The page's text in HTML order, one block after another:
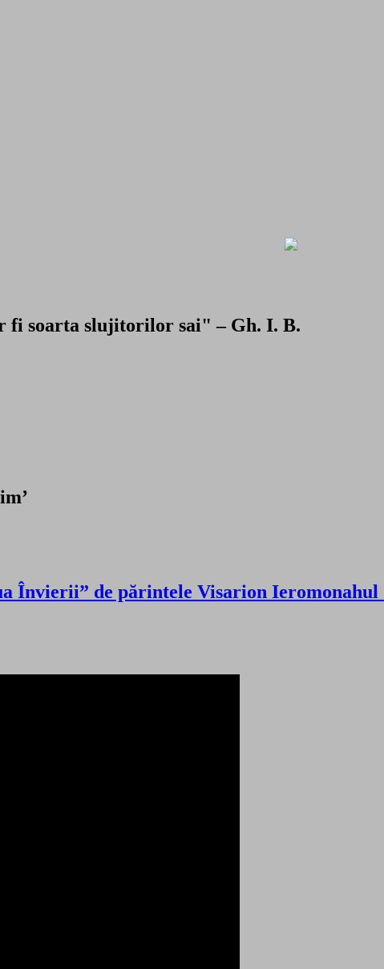
fi soarta slujitorilor sai" – Gh. I. B.
Învierii” de părintele Visarion Ieromonahul